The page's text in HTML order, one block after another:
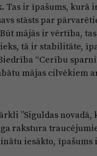
Tas ir īpašums, kurā
stāsts par
mājās ir vērtība,
tā ir stabilitāte,
“Cerību
mājas cilvēkiem
”Siguldas novadā,
rakstura
iesākto, īpašums